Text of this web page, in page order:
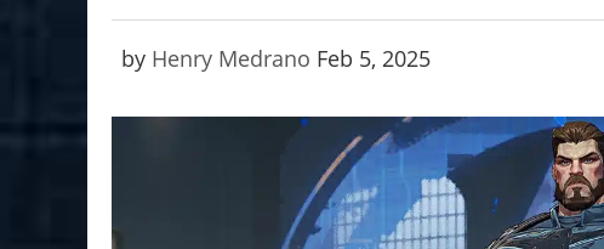
by Henry Medrano Feb 5, 2025